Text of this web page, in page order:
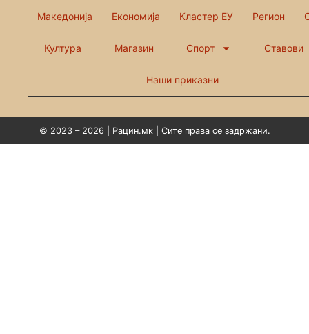
Македонија Економија Кластер ЕУ Регион
Култура Магазин Спорт Ставови
Наши приказни
© 2023 – 2026 | Рацин.мк | Сите права се задржани.